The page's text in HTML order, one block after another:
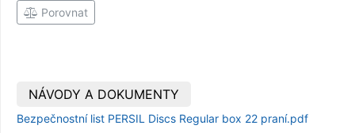
Porovnat
NÁVODY A DOKUMENTY
Bezpečnostní list PERSIL Discs Regular box 22 praní.pdf